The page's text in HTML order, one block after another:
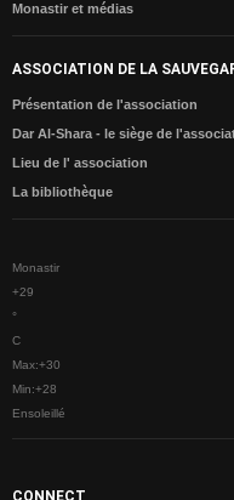
Monastir et médias
ASSOCIATION DE LA
Présentation de l'association
Dar Al-Shara - le siège de
Lieu de l' association
La bibliothèque
Monastir
+29
°
C
Max:+30
Min:+28
Ensoleillé